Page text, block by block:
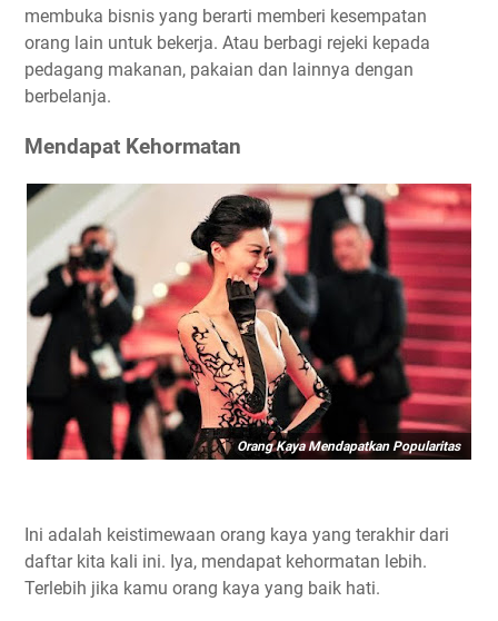
membuka bisnis yang berarti memberi kesempatan
orang lain untuk bekerja. Atau berbagi rejeki kepada
pedagang makanan, pakaian dan lainnya dengan
berbelanja.
Mendapat Kehormatan
Orang Kaya Mendapatkan Popularitas
Ini adalah keistimewaan orang kaya yang terakhir dari
daftar kita kali ini. Iya, mendapat kehormatan lebih.
Terlebih jika kamu orang kaya yang baik hati.